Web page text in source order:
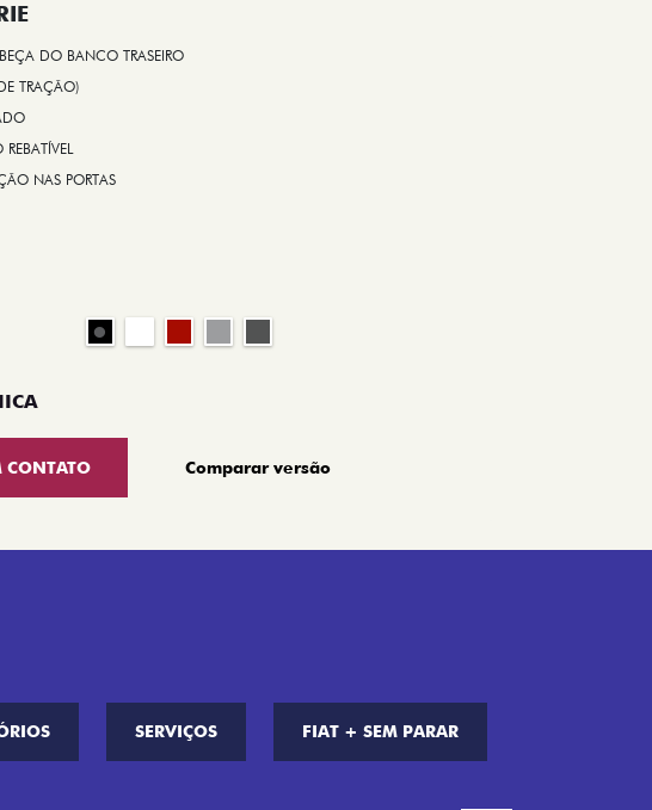
DO BANCO TRASEIRO
TRAÇÃO)
NAS PORTAS
CONTATO Comparar versão
SERVIÇOS FIAT + SEM PARAR